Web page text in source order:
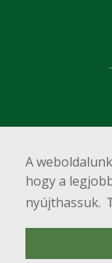
A
hogy a
nyújthassuk.